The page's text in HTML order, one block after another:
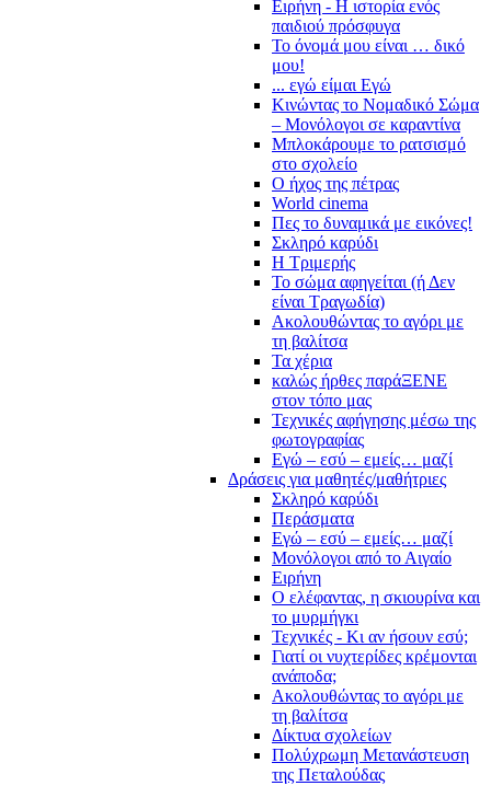
Ειρήνη - Η ιστορία ενός
παιδιού πρόσφυγα
Το όνομά μου είναι … δικό
μου!
... εγώ είμαι Εγώ
Κινώντας το Νομαδικό Σώμα
– Μονόλογοι σε καραντίνα
Μπλοκάρουμε το ρατσισμό
στο σχολείο
Ο ήχος της πέτρας
World cinema
Πες το δυναμικά με εικόνες!
Σκληρό καρύδι
Η Τριμερής
Το σώμα αφηγείται (ή Δεν
είναι Τραγωδία)
Ακολουθώντας το αγόρι με
τη βαλίτσα
Τα χέρια
καλώς ήρθες παράΞΕΝΕ
στον τόπο μας
Τεχνικές αφήγησης μέσω της
φωτογραφίας
Εγώ – εσύ – εμείς… μαζί
Δράσεις για μαθητές/μαθήτριες
Σκληρό καρύδι
Περάσματα
Εγώ – εσύ – εμείς… μαζί
Μονόλογοι από το Αιγαίο
Ειρήνη
Ο ελέφαντας, η σκιουρίνα και
το μυρμήγκι
Τεχνικές - Κι αν ήσουν εσύ;
Γιατί οι νυχτερίδες κρέμονται
ανάποδα;
Ακολουθώντας το αγόρι με
τη βαλίτσα
Δίκτυα σχολείων
Πολύχρωμη Μετανάστευση
της Πεταλούδας